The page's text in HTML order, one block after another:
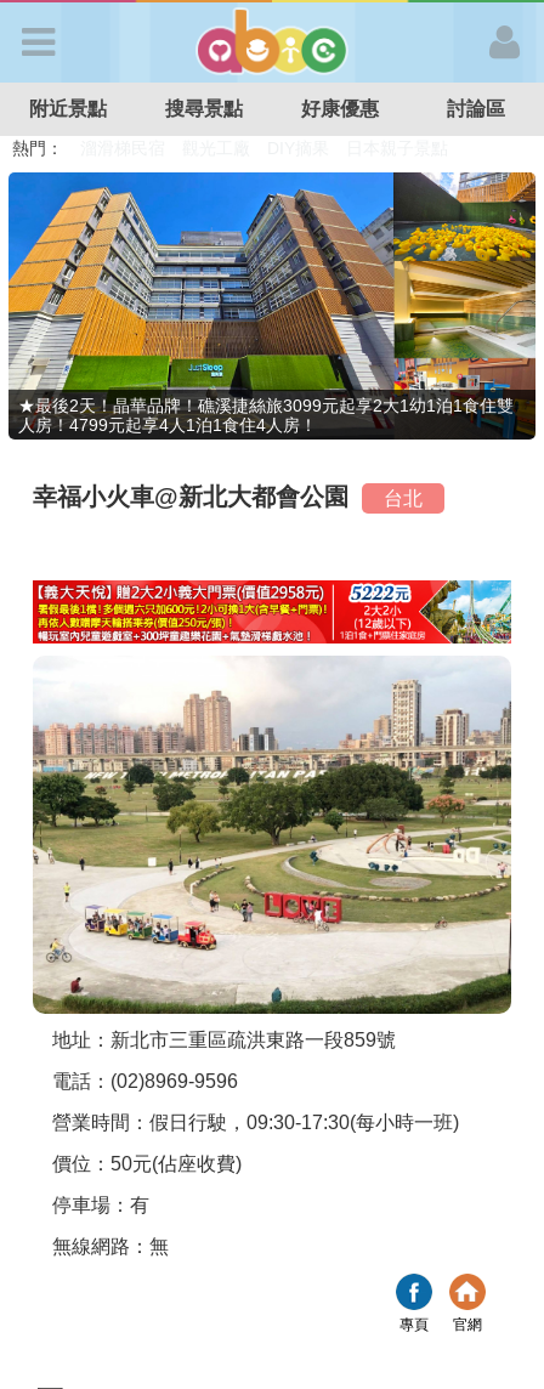
APP登入
首 頁
搜尋景點
好康優惠
最新消息
最新留言
商家合作
討論區
聯絡我們
APP下載
附近景點 搜尋景點 好康優惠 討論區
熱門：
特色遊戲場
親子住房優惠 台北親子餐廳 溫泉泡湯SPA
★最後2天！晶華品牌！礁溪捷絲旅3099元起享2大1幼1泊1食住雙
人房！4799元起享4人1泊1食住4人房！
幸福小火車@新北大都會公園 台北
地址：新北市三重區疏洪東路一段859號
電話：(02)8969-9596
營業時間：假日行駛，09:30-17:30(每小時一班)
價位：50元(佔座收費)
停車場：有
無線網路：無
專頁 官網